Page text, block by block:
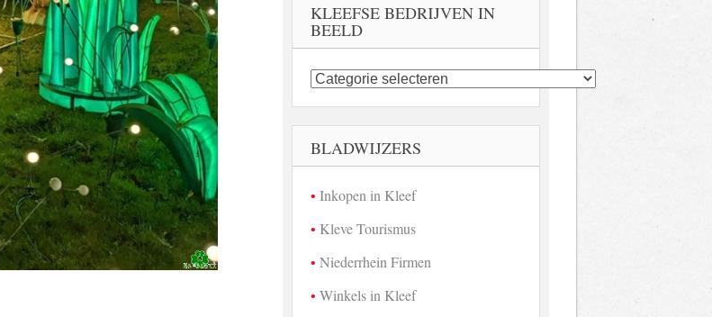
KLEEFSE BEDRIJVEN IN
BEELD
Kleefse
bedrijven
beeld
BLADWIJZERS
Inkopen in Kleef
Kleve Tourismus
Niederrhein Firmen
Winkels in Kleef